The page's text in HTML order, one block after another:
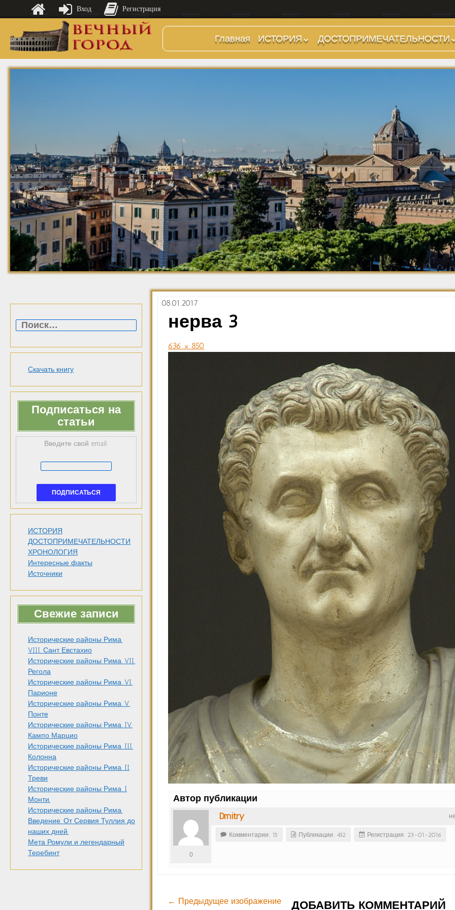
Главная
ИСТОРИЯ
Предыстория
Царский период
Империя. Принципат
(27 г до н.э. — 284 г
н.э.)
Империя. Доминат
(284-476 гг)
Темные Века. Готы
Темные Века.
Экзархат
Средневековье
Возрождение и
Барокко
ДОСТОПРИМЕЧАТЕЛЬНОСТИ
Холмы и остров.
Районы
Стадионы, Термы
Дохристианские
храмы
Христианские храмы,
базилики etc.
Дворцы
Арки, колонны и
обелиски
Фонтаны
Скачать книгу
Подписаться на
статьи
Введите свой email:
ИСТОРИЯ
ДОСТОПРИМЕЧАТЕЛЬНОСТИ
ХРОНОЛОГИЯ
Интересные факты
Источники
Свежие записи
Исторические районы Рима.
VIII. Сант Евстахио
Исторические районы Рима. VII.
Регола
Исторические районы Рима. VI.
Парионе
Исторические районы Рима. V.
Понте
Исторические районы Рима. IV.
Кампо Марцио
Исторические районы Рима. III.
Колонна
Исторические районы Рима. II
Треви
Исторические районы Рима. I
Монти.
Исторические районы Рима.
Введение. От Сервия Туллия до
наших дней.
Мета Ромули и легендарный
Теребинт
08.01.2017
нерва 3
636 × 850
Автор публикации
Dmitry
0
Комментарии: 15 Публикации: 432 Регистрация: 23-01-2016
← Предыдущее изображение ДОБАВИТЬ КОММЕНТАРИЙ
Вход Регистрация